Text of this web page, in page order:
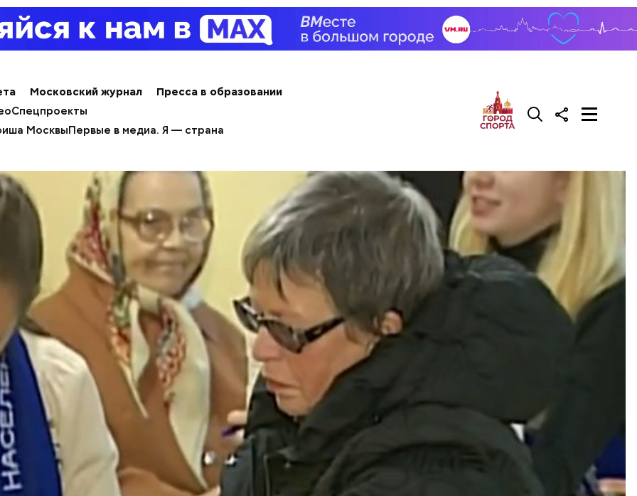
Московский журнал
Пресса в образовании
Спецпроекты
МосквыПервые в медиа. Я — страна